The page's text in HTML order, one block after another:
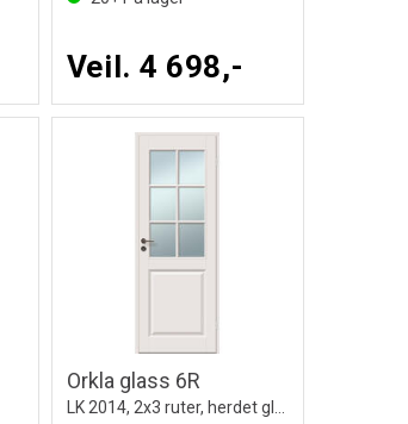
Veil. 4 698,-
Orkla glass 6R